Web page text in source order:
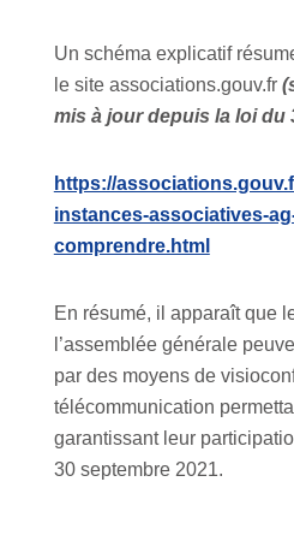
Un schéma explicatif
le site associations.gouv.fr
mis à jour depuis la loi du
https://
instances-associatives-
comprendre.html
En résumé, il apparaît que
l’assemblée générale
par des moyens de
télécommunication
garantissant leur
30 septembre 2021.